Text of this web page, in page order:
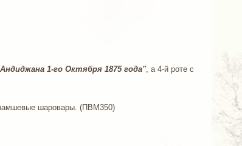
1-го Октября 1875 года", а 4-й роте с
замшевые шаровары. (ПВМ350)